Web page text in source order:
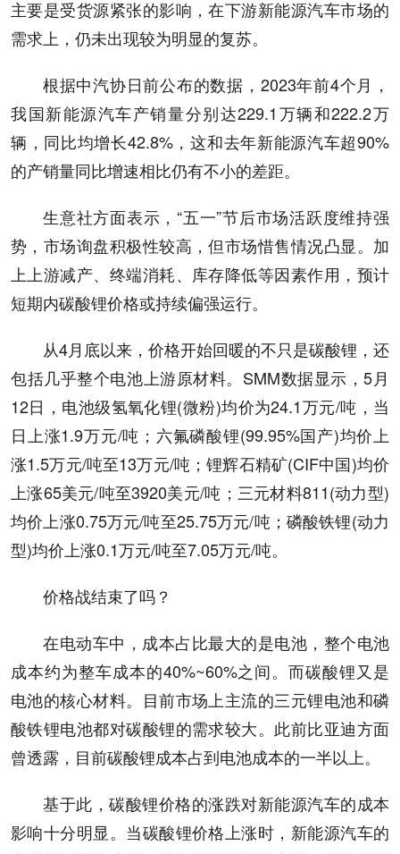
主要是受货源紧张的影响，在下游新能源汽车市场的
需求上，仍未出现较为明显的复苏。
根据中汽协日前公布的数据，2023年前4个月，
我国新能源汽车产销量分别达229.1万辆和222.2万
辆，同比均增长42.8%，这和去年新能源汽车超90%
的产销量同比增速相比仍有不小的差距。
生意社方面表示，“五一”节后市场活跃度维持强
势，市场询盘积极性较高，但市场惜售情况凸显。加
上上游减产、终端消耗、库存降低等因素作用，预计
短期内碳酸锂价格或持续偏强运行。
从4月底以来，价格开始回暖的不只是碳酸锂，还
包括几乎整个电池上游原材料。SMM数据显示，5月
12日，电池级氢氧化锂(微粉)均价为24.1万元/吨，当
日上涨1.9万元/吨；六氟磷酸锂(99.95%国产)均价上
涨1.5万元/吨至13万元/吨；锂辉石精矿(CIF中国)均价
上涨65美元/吨至3920美元/吨；三元材料811(动力型)
均价上涨0.75万元/吨至25.75万元/吨；磷酸铁锂(动力
型)均价上涨0.1万元/吨至7.05万元/吨。
价格战结束了吗？
在电动车中，成本占比最大的是电池，整个电池
成本约为整车成本的40%~60%之间。而碳酸锂又是
电池的核心材料。目前市场上主流的三元锂电池和磷
酸铁锂电池都对碳酸锂的需求较大。此前比亚迪方面
曾透露，目前碳酸锂成本占到电池成本的一半以上。
基于此，碳酸锂价格的涨跌对新能源汽车的成本
影响十分明显。当碳酸锂价格上涨时，新能源汽车的